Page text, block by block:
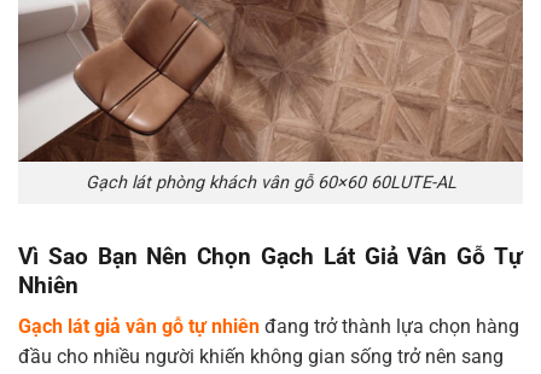
Gạch lát phòng khách vân gỗ 60×60 60LUTE-AL
Vì Sao Bạn Nên Chọn Gạch Lát Giả Vân Gỗ Tự
Nhiên
Gạch lát giả vân gỗ tự nhiên đang trở thành lựa chọn hàng
đầu cho nhiều người khiến không gian sống trở nên sang